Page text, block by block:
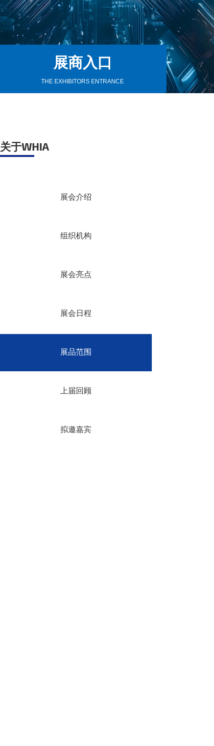
展商入口
THE EXHIBITORS ENTRANCE
关于WHIA
展会介绍
组织机构
展会亮点
展会日程
展品范围
上届回顾
拟邀嘉宾